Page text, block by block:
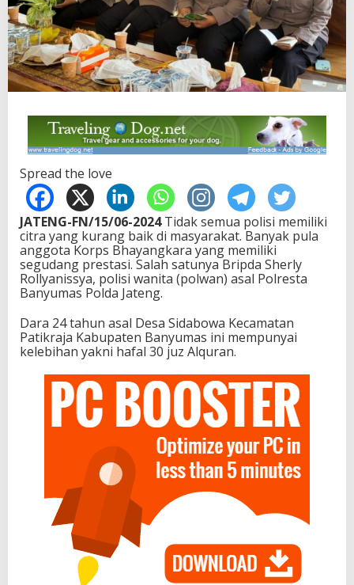
Spread the love
JATENG-FN/15/06-2024Tidak semua polisi memiliki
citra yang kurang baik di masyarakat. Banyak pula
anggota Korps Bhayangkara yang memiliki
segudang prestasi. Salah satunya Bripda Sherly
Rollyanissya, polisi wanita (polwan) asal Polresta
Banyumas Polda Jateng.
Dara 24 tahun asal Desa Sidabowa Kecamatan
Patikraja Kabupaten Banyumas ini mempunyai
kelebihan yakni hafal 30 juz Alquran.